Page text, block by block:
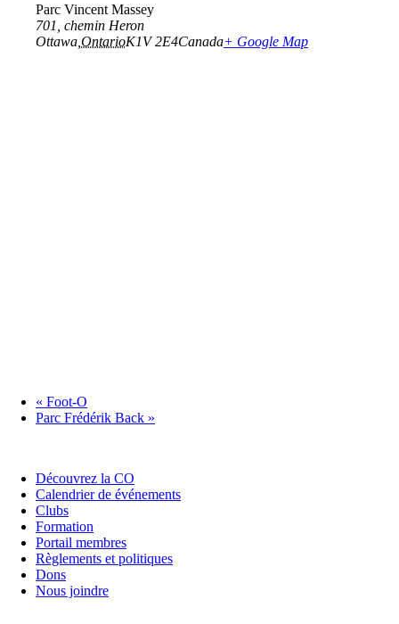
Parc Vincent Massey
701, chemin Heron
Ottawa OntarioK1V 2E4Canada+ Google Map
« Foot-O
Parc Frédérik Back »
Découvrez la CO
Calendrier de événements
Clubs
Formation
Portail membres
Règlements et politiques
Dons
Nous joindre